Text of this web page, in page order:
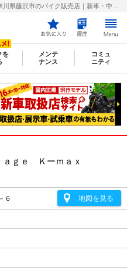
を
メンテ
ナンス
コミュ
ニティ
ｇｅ Ｋーｍａｘ
６ 地図を見る